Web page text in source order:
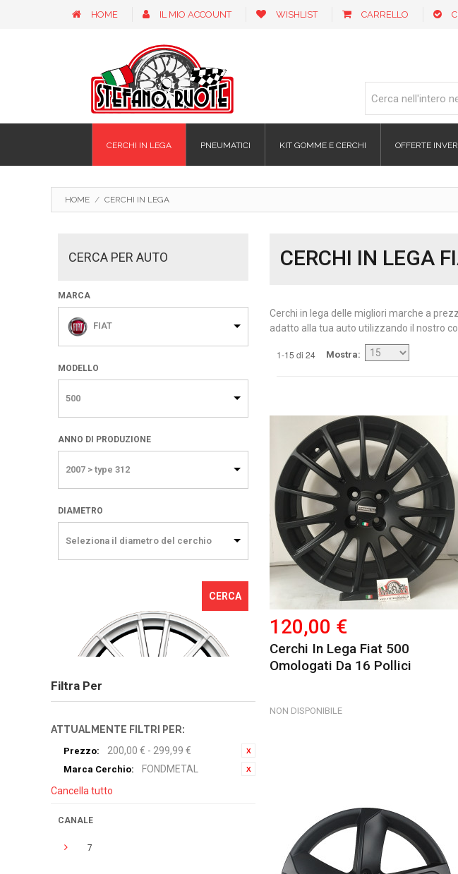
HOME IL MIO ACCOUNT WISHLIST CARRELLO
CERCHI IN LEGA PNEUMATICI KIT GOMME E CERCHI OFFERTE
HOME / CERCHI IN LEGA
CERCA PER AUTO
MARCA
FIAT
MODELLO
500
ANNO DI PRODUZIONE
2007 > type 312
DIAMETRO
Seleziona il diametro del cerchio
CERCA
Filtra Per
ATTUALMENTE FILTRI PER:
Prezzo: 200,00 € - 299,99 €
Marca Cerchio:
FONDMETAL
Cancella tutto
CANALE
7
CERCHI IN LEGA
Cerchi in lega delle migliori marche a
adatto alla tua auto utilizzando il nostro
1-15 di 24 Mostra
120,00 €
Cerchi In Lega Fiat 500
Omologati Da 16 Pollici
NON DISPONIBILE